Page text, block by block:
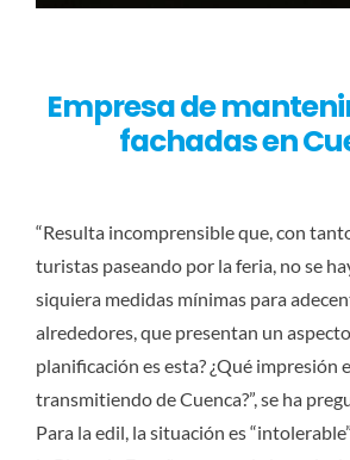
Empresa de
fachadas en
“Resulta incomprensible que, con
turistas paseando por la feria, no se
siquiera medidas mínimas para
alrededores, que presentan un
planificación es esta? ¿Qué impresión
transmitiendo de Cuenca?”, se ha
Para la edil, la situación es